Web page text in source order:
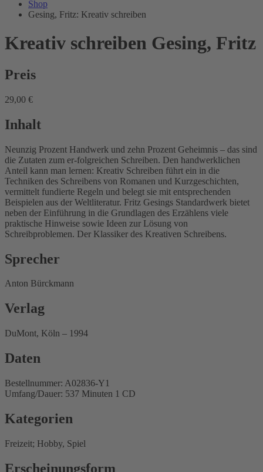
Shop
Gesing, Fritz: Kreativ schreiben
Kreativ schreiben Gesing, Fritz
Preis
29,00 €
Inhalt
Neunzig Prozent Handwerk und zehn Prozent Geheimnis – das sind
die Zutaten zum er-folgreichen Schreiben. Den handwerklichen
Anteil kann man lernen: Kreativ Schreiben führt ein in die
Techniken des Schreibens von Romanen und Kurzgeschichten,
vermittelt fundierte Regeln und belegt sie mit entsprechenden
Beispielen aus der Weltliteratur. Fritz Gesings Standardwerk bietet
neben der Einführung in die Grundlagen des Erzählens viele
praktische Hinweise sowie Ideen zur Lösung von
Schreibproblemen. Der Klassiker des Kreativen Schreibens.
Sprecher
Anton Bürckmann
Verlag
DuMont, Köln – 1994
Daten
Bestellnummer: A02836-Y1
Umfang/Dauer: 537 Minuten 1 CD
Kategorien
Freizeit; Hobby, Spiel
Erscheinungsform